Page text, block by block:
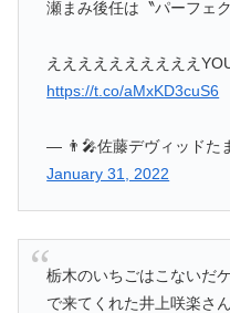
瀬まみ後任は〝パーフェ
ええええええええええ
https://t.co/aMxKD3cuS6
— 👨‍🎤佐藤デヴィッドた
January 31, 2022
栃木のいちごはこないだ
で来てくれた井上咲楽さ